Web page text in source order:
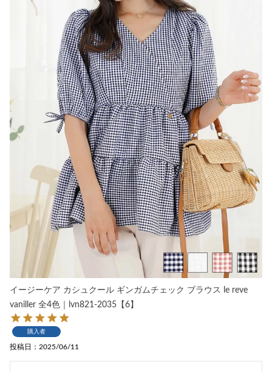
イージーケア カシュクール ギンガムチェック ブラウス le reve
vaniller 全4色｜lvn821-2035【6】
購入者
投稿日 2025/06/11